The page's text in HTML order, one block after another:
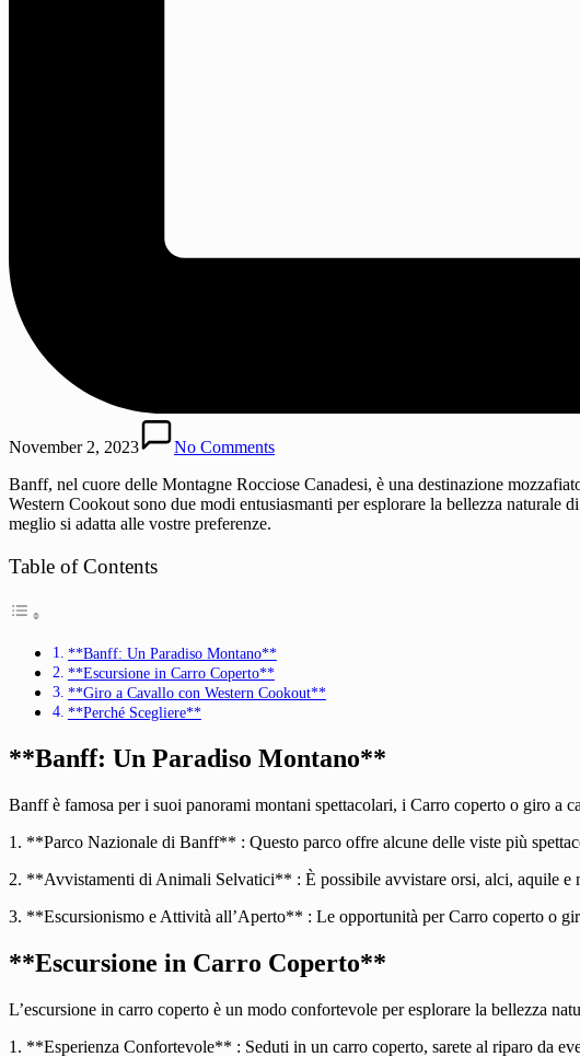
November 2, 2023
No Comments
Banff, nel cuore delle Montagne Rocciose Canadesi, è una destinazione
Western Cookout sono due modi entusiasmanti per esplorare la bellezza
meglio si adatta alle vostre preferenze.
Table of Contents
**Banff: Un Paradiso Montano**
**Escursione in Carro Coperto**
**Giro a Cavallo con Western Cookout**
**Perché Scegliere**
**Banff: Un Paradiso Montano**
Banff è famosa per i suoi panorami montani spettacolari, i Carro coperto o giro a
1. **Parco Nazionale di Banff** : Questo parco offre alcune delle viste più
2. **Avvistamenti di Animali Selvatici** : È possibile avvistare orsi, alci, aquile e
3. **Escursionismo e Attività all’Aperto** : Le opportunità per Carro coperto o
**Escursione in Carro Coperto**
L’escursione in carro coperto è un modo confortevole per esplorare la bellezza
1. **Esperienza Confortevole** : Seduti in un carro coperto, sarete al riparo da